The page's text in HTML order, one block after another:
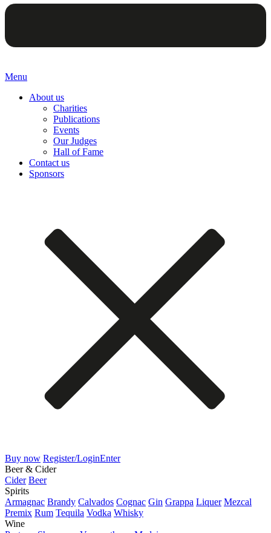
Menu
About us
Charities
Publications
Events
Our Judges
Hall of Fame
Contact us
Sponsors
Buy now Register/LoginEnter
Beer & Cider
Cider Beer
Spirits
Armagnac Brandy Calvados Cognac Gin Grappa Liquer Mezcal
Premix Rum Tequila Vodka Whisky
Wine